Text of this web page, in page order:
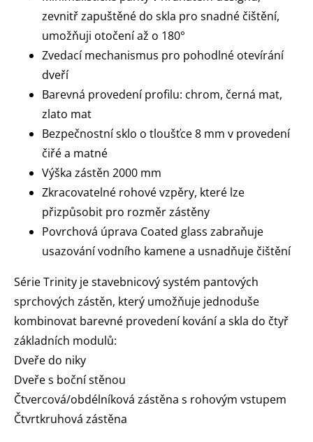
zevnitř zapuštěné do skla pro snadné čištění,
umožňuji otočení až o 180°
Zvedací mechanismus pro pohodlné otevírání
dveří
Barevná provedení profilu: chrom, černá mat,
zlato mat
Bezpečnostní sklo o tloušťce 8 mm v provedení
čiřé a matné
Výška zástěn 2000 mm
Zkracovatelné rohové vzpěry, které lze
přizpůsobit pro rozměr zástěny
Povrchová úprava Coated glass zabraňuje
usazování vodního kamene a usnadňuje čištění
Série Trinity je stavebnicový systém pantových
sprchových zástěn, který umožňuje jednoduše
kombinovat barevné provedení kování a skla do čtyř
základních modulů:
Dveře do niky
Dveře s boční stěnou
Čtvercová/obdélníková zástěna s rohovým vstupem
Čtvrtkruhová zástěna